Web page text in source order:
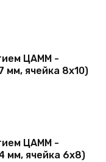
ЦАММ -
мм, ячейка 8x10)
ЦАММ -
мм, ячейка 6х8)